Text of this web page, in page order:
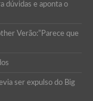
dúvidas e aponta o
Verão:”Parece que
ser expulso do Big